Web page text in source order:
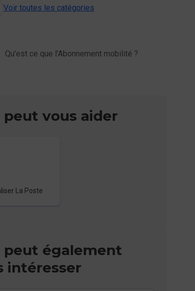
Voir toutes les catégories
Qu'est ce que l'Abonnement mobilité ?
peut vous aider
La Poste
peut également
intéresser